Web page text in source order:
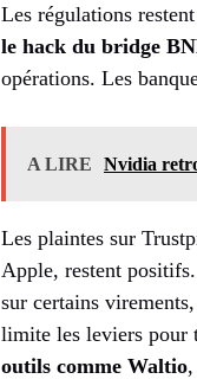
Les régulations
le hack du bridge
opérations. Les
A LIRE Nvidia
Les plaintes sur
Apple, restent
sur certains virements,
limite les leviers pour
outils comme Waltio